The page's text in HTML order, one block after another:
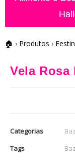
🏠 › Produtos ›
Vela
Categorias
Tags